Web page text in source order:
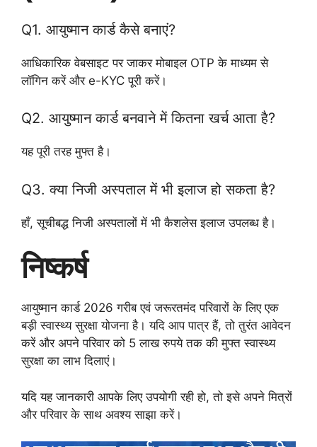
Q1. आयुष्मान कार्ड कैसे बनाएं?
आधिकारिक वेबसाइट पर जाकर मोबाइल OTP के माध्यम से
लॉगिन करें और e-KYC पूरी करें।
Q2. आयुष्मान कार्ड बनवाने में कितना खर्च आता है?
यह पूरी तरह मुफ्त है।
Q3. क्या निजी अस्पताल में भी इलाज हो सकता है?
हाँ, सूचीबद्ध निजी अस्पतालों में भी कैशलेस इलाज उपलब्ध है।
निष्कर्ष
आयुष्मान कार्ड 2026 गरीब एवं जरूरतमंद परिवारों के लिए एक
बड़ी स्वास्थ्य सुरक्षा योजना है। यदि आप पात्र हैं, तो तुरंत आवेदन
करें और अपने परिवार को 5 लाख रुपये तक की मुफ्त स्वास्थ्य
सुरक्षा का लाभ दिलाएं।
यदि यह जानकारी आपके लिए उपयोगी रही हो, तो इसे अपने मित्रों
और परिवार के साथ अवश्य साझा करें।